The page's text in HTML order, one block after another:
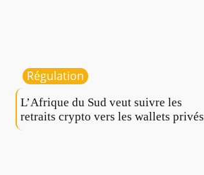
Régulation
L’Afrique du Sud veut suivre les
retraits crypto vers les wallets privés